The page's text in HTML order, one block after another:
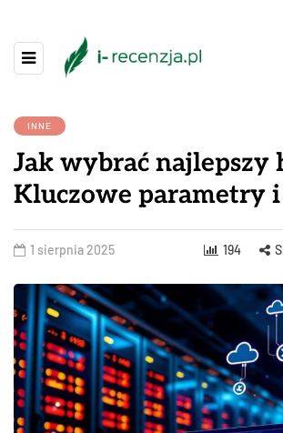
INNE
Jak wybrać najlepszy
Kluczowe parametry
1 sierpnia 2025 194